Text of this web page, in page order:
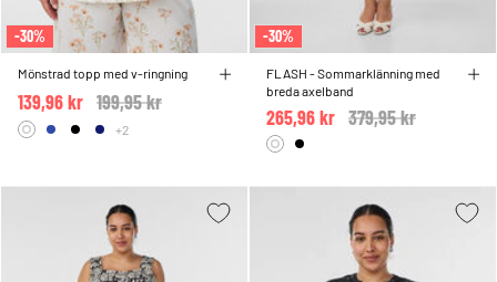
-30%
Mönstrad topp med v-ringning
Price reduced from
199,95 kr
139,96 kr
+2
-30%
FLASH - Sommarklänning med
breda axelband
Price reduced from
379,95 kr
265,96 kr